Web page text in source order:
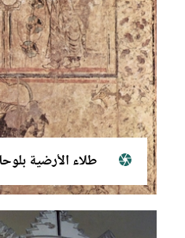
طلاء الأرضية